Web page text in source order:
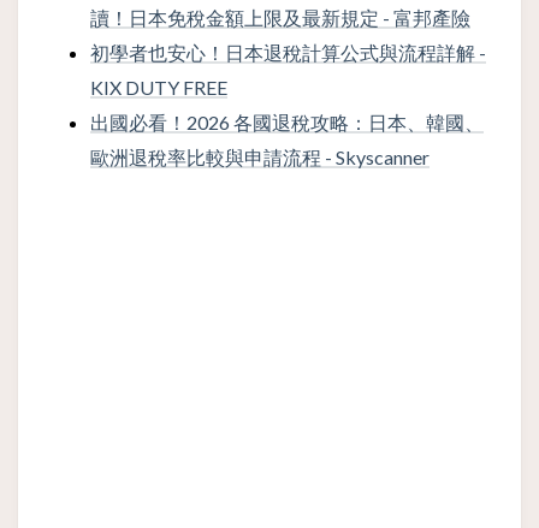
讀！日本免稅金額上限及最新規定 - 富邦產險
初學者也安心！日本退稅計算公式與流程詳解 -
KIX DUTY FREE
出國必看！2026 各國退稅攻略：日本、韓國、
歐洲退稅率比較與申請流程 - Skyscanner